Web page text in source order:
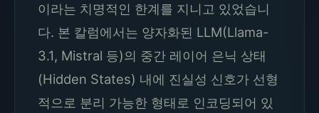
이라는 치명적인 한계를 지니고 있었습니
다. 본 칼럼에서는 양자화된 LLM(Llama-
3.1, Mistral 등)의 중간 레이어 은닉 상태
(Hidden States) 내에 진실성 신호가 선형
적으로 분리 가능한 형태로 인코딩되어 있